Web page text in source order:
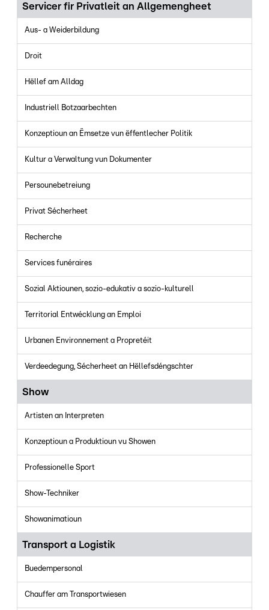
Servicer fir Privatleit an Allgemengheet
Aus- a Weiderbildung
Droit
Hëllef am Alldag
Industriell Botzaarbechten
Konzeptioun an Ëmsetze vun ëffentlecher Politik
Kultur a Verwaltung vun Dokumenter
Persounebetreiung
Privat Sécherheet
Recherche
Services funéraires
Sozial Aktiounen, sozio-edukativ a sozio-kulturell
Territorial Entwécklung an Emploi
Urbanen Environnement a Propretéit
Verdeedegung, Sécherheet an Hëllefsdéngschter
Show
Artisten an Interpreten
Konzeptioun a Produktioun vu Showen
Professionelle Sport
Show-Techniker
Showanimatioun
Transport a Logistik
Buedempersonal
Chauffer am Transportwiesen